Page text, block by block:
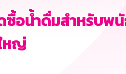
ซื้อน้ำดื่มสำหรับพ
หญ่